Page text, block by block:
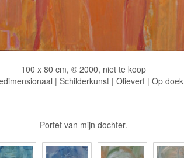
100 x 80 cm, © 2000, niet te koop
| Schilderkunst | Olieverf | Op doek
Portet van mijn dochter.